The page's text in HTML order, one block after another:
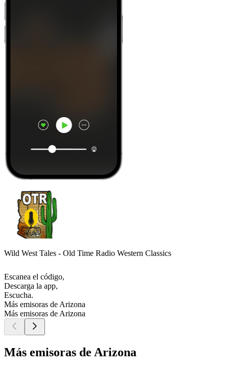
Wild West Tales - Old Time Radio Western Classics
Escanea el código,
Descarga la app,
Escucha.
Más emisoras de Arizona
Más emisoras de Arizona
Más emisoras de Arizona